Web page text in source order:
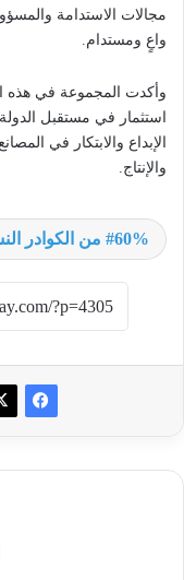
مجالات الاستدامة
واعٍ ومستدام.
وأكدت المجموعة في هذه
استثمار في مستقبل
الإبداع والابتكار في
والإنتاج.
60% من الكوادر النسائية في «إمستيل» إماراتيات